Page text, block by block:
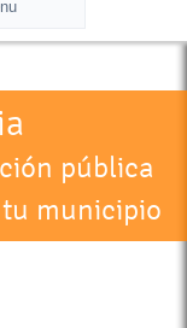
pública
municipio